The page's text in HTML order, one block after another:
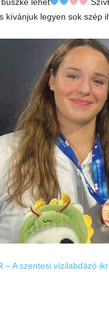
kívánjuk legyen sok szép
– A szentesi vízilabdázó